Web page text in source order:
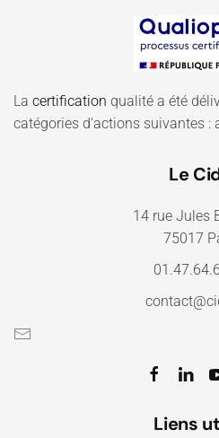
La certification qualité a été
catégories d'actions suivantes :
Le
14 rue Jules
75017
Liens